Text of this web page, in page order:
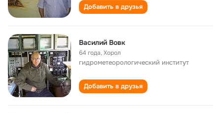
Добавить в друзья
Василий Вовк
64 года,Хорол
гидрометеорологический институт
Добавить в друзья